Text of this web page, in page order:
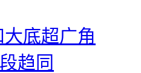
底超广角
趋同